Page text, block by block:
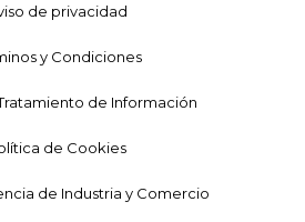
de privacidad
y Condiciones
de Información
de Cookies
de Industria y Comercio